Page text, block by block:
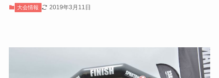
大会情報 2019年3月11日